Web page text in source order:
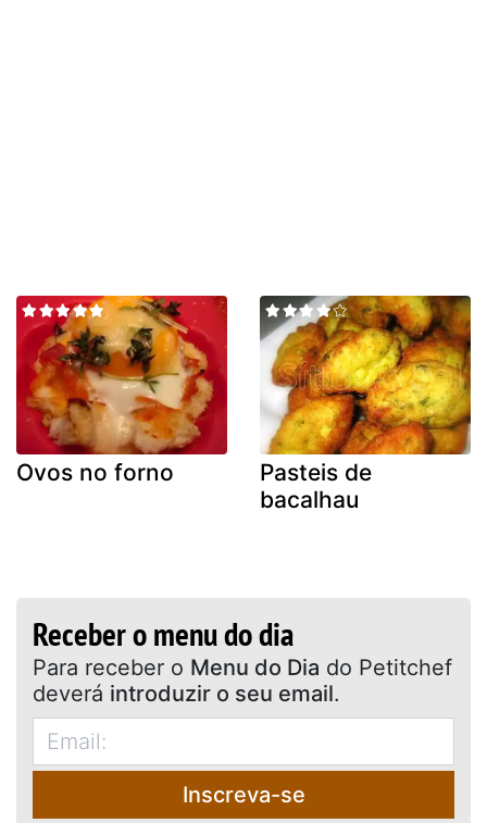
Ovos no forno
Pasteis de
bacalhau
Receber o menu do dia
Para receber o Menu do Dia do Petitchef
deverá introduzir o seu email.
Inscreva-se